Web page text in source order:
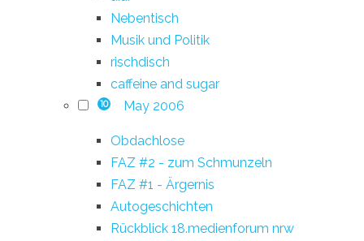
Nebentisch
Musik und Politik
rischdisch
caffeine and sugar
10 May 2006
Obdachlose
FAZ #2 - zum Schmunzeln
FAZ #1 - Ärgernis
Autogeschichten
Rückblick 18.medienforum nrw